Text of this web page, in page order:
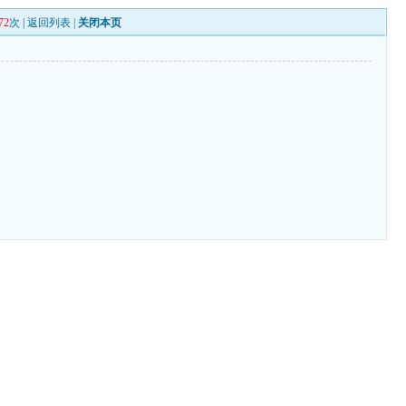
次 |返回列表 关闭本页